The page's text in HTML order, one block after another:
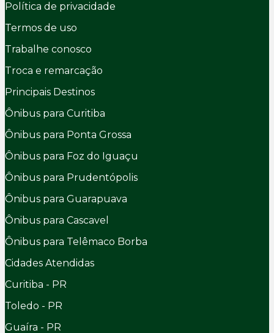
Política de privacidade
Termos de uso
Trabalhe conosco
Troca e remarcação
Principais Destinos
Ônibus para Curitiba
Ônibus para Ponta Grossa
Ônibus para Foz do Iguaçu
Ônibus para Prudentópolis
Ônibus para Guarapuava
Ônibus para Cascavel
Ônibus para Telêmaco Borba
Cidades Atendidas
Curitiba - PR
Toledo - PR
Guaíra - PR